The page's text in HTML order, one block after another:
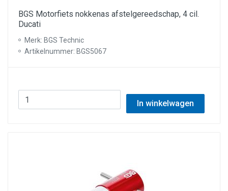
BGS Motorfiets nokkenas afstelgereedschap, 4 cil.
Ducati
Merk: BGS Technic
Artikelnummer: BGS5067
In winkelwagen